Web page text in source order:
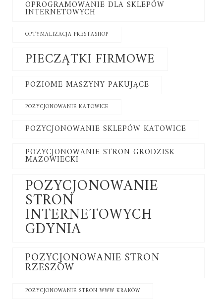
OPROGRAMOWANIE DLA SKLEPÓW
INTERNETOWYCH
OPTYMALIZACJA PRESTASHOP
PIECZĄTKI FIRMOWE
POZIOME MASZYNY PAKUJĄCE
POZYCJONOWANIE KATOWICE
POZYCJONOWANIE SKLEPÓW KATOWICE
POZYCJONOWANIE STRON GRODZISK
MAZOWIECKI
POZYCJONOWANIE
STRON
INTERNETOWYCH
GDYNIA
POZYCJONOWANIE STRON
RZESZÓW
POZYCJONOWANIE STRON WWW KRAKÓW